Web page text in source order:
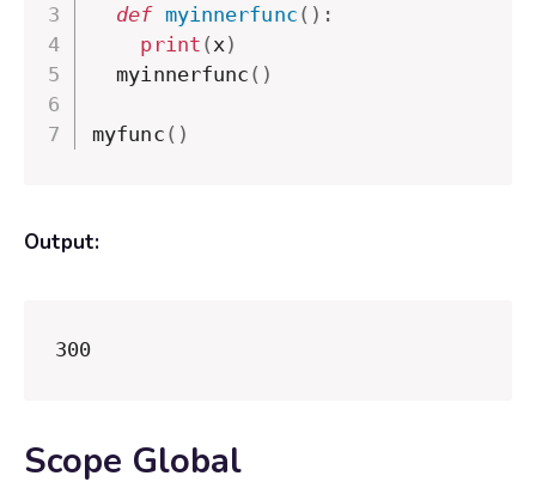
def myinnerfunc ( ) :
print ( x )
  myinnerfunc
( )
myfunc ( )
Output:
300
Scope Global